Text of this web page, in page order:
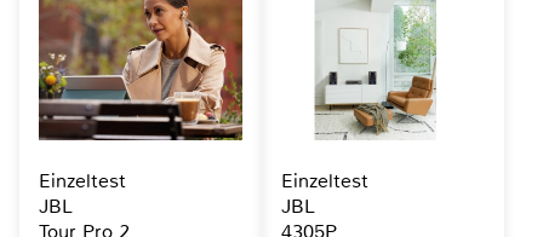
Einzeltest
JBL
Tour Pro 2
Einzeltest
JBL
4305P